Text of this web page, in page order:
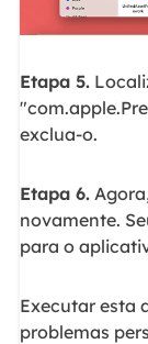
Etapa 5.
exclua-o.
Etapa 6.
novamente.
para o
Executar esta
problemas